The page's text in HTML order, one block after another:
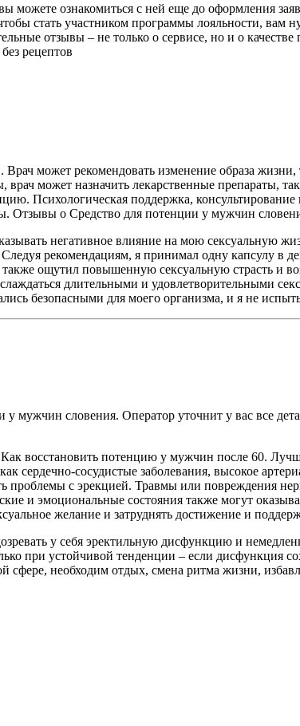
можете ознакомиться с ней еще до оформления
стать участником программы лояльности, вам
отзывы – не только о сервисе, но и о
рецептов
может рекомендовать изменение образа
может назначить лекарственные препараты,
Психологическая поддержка,
Отзывы о Средство для потенции у мужчин
негативное влияние на мою сексуальную
рекомендациям, я принимал одну капсулу в
ощутил повышенную сексуальную страсть и
длительными и удовлетворительными
безопасными для моего организма, и я не
у мужчин словения. Оператор уточнит у вас все
восстановить потенцию у мужчин после 60.
сердечно-сосудистые заболевания, высокое
проблемы с эрекцией. Травмы или повреждения
и эмоциональные состояния также могут
желание и затруднять достижение и
у себя эректильную дисфункцию и
при устойчивой тенденции – если дисфункция
необходим отдых, смена ритма жизни,